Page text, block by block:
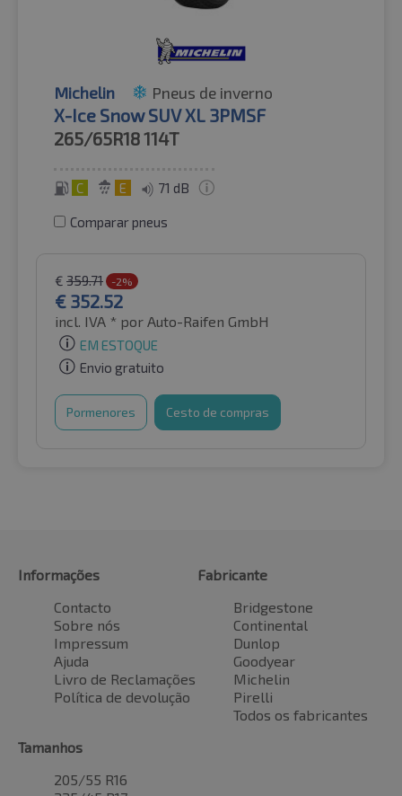
Michelin Pneus de inverno
X-Ice Snow SUV XL 3PMSF
265/65R18114T
C E 71 dB
Comparar pneus
€ 359.71 -2%
€ 352.52
incl. IVA * por Auto-Raifen GmbH
EM ESTOQUE
Envio gratuito
Pormenores Cesto de compras
Informações
Contacto
Sobre nós
Impressum
Ajuda
Livro de Reclamações
Política de devolução
Fabricante
Bridgestone
Continental
Dunlop
Goodyear
Michelin
Pirelli
Todos os fabricantes
Tamanhos
205/55 R16